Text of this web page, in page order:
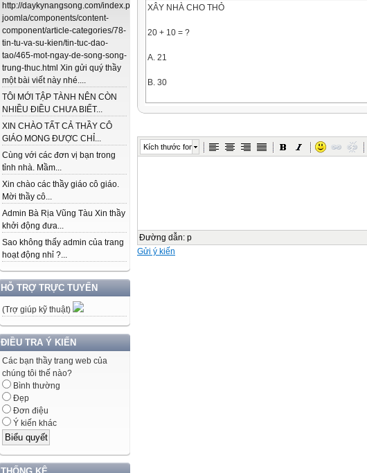
http://daykynangsong.com/index.php/using-
joomla/components/content-
component/article-categories/78-
tin-tu-va-su-kien/tin-tuc-dao-
tao/465-mot-ngay-de-song-song-
trung-thuc.html Xin gửi quý thầy
một bài viết này nhé....
TÔI MỚI TẬP TÀNH NÊN CÒN
NHIỀU ĐIỀU CHƯA BIẾT...
XIN CHÀO TẤT CẢ THẦY CÔ
GIÁO MONG ĐƯỢC CHỈ...
Cùng với các đơn vị bạn trong
tỉnh nhà. Mầm...
Xin chào các thầy giáo cô giáo.
Mời thầy cô...
Admin Bà Rịa Vũng Tàu Xin thầy
khởi động đưa...
Sao không thấy admin của trang
hoạt động nhỉ ?...
HỖ TRỢ TRỰC TUYẾN
(Trợ giúp kỹ thuật)
ĐIỀU TRA Ý KIẾN
Các bạn thầy trang web của
chúng tôi thế nào?
Bình thường
Đẹp
Đơn điệu
Ý kiến khác
THỐNG KÊ
XÂY NHÀ CHO THỎ
20 + 10 = ?
A. 21
B. 30
B. 60
B. 60
Phép cộng dạng 25 + 14
Kích thước font
Đường dẫn: p
Gửi ý kiến